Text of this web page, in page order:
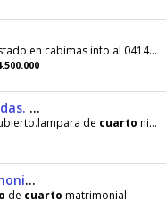
en cabimas info al 04149657783
Se Venden 3 Sillas Rosadas. Sombrillas
de cuarto niño
Cama de Niño Y Matrimonial Queen
de cuarto matrimonial